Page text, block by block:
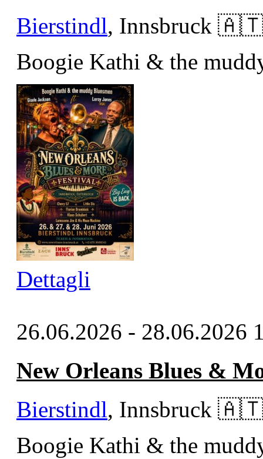
Bierstindl, Innsbruck 🇦🇹
Boogie Kathi & the
Dettagli
26.06.2026 - 28.06.2026
New Orleans Blues &
Bierstindl, Innsbruck 🇦🇹
Boogie Kathi & the